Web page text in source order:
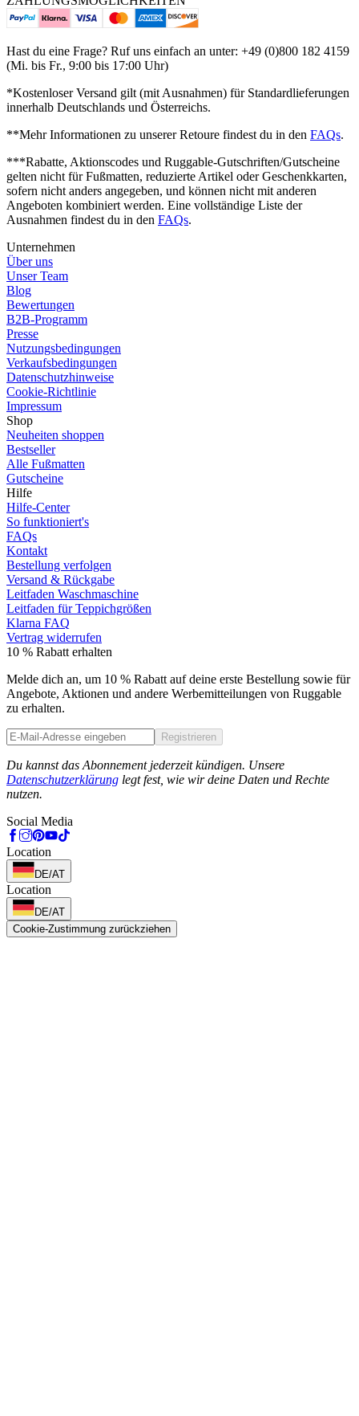
Hast du eine Frage? Ruf uns einfach an unter: +49 (0)800 182 4159
(Mi. bis Fr., 9:00 bis 17:00 Uhr)
*Kostenloser Versand gilt (mit Ausnahmen) für Standardlieferungen
innerhalb Deutschlands und Österreichs.
**Mehr Informationen zu unserer Retoure findest du in den FAQs.
***Rabatte, Aktionscodes und Ruggable-Gutschriften/Gutscheine
gelten nicht für Fußmatten, reduzierte Artikel oder Geschenkkarten,
sofern nicht anders angegeben, und können nicht mit anderen
Angeboten kombiniert werden. Eine vollständige Liste der
Ausnahmen findest du in den FAQs.
Unternehmen
Über uns
Unser Team
Blog
Bewertungen
B2B-Programm
Presse
Nutzungsbedingungen
Verkaufsbedingungen
Datenschutzhinweise
Cookie-Richtlinie
Impressum
Shop
Neuheiten shoppen
Bestseller
Alle Fußmatten
Gutscheine
Hilfe
Hilfe-Center
So funktioniert's
FAQs
Kontakt
Bestellung verfolgen
Versand & Rückgabe
Leitfaden Waschmaschine
Leitfaden für Teppichgrößen
Klarna FAQ
Vertrag widerrufen
10 % Rabatt erhalten
Melde dich an, um 10 % Rabatt auf deine erste Bestellung sowie für
Angebote, Aktionen und andere Werbemitteilungen von Ruggable
zu erhalten.
Registrieren
Du kannst das Abonnement jederzeit kündigen. Unsere
Datenschutzerklärung legt fest, wie wir deine Daten und Rechte
nutzen.
Social Media
Location
DE/AT
Location
DE/AT
Cookie-Zustimmung zurückziehen